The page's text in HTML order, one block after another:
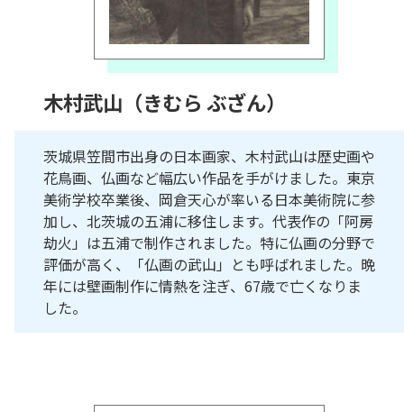
木村武山（きむら ぶざん）
茨城県笠間市出身の日本画家、木村武山は歴史画や
花鳥画、仏画など幅広い作品を手がけました。東京
美術学校卒業後、岡倉天心が率いる日本美術院に参
加し、北茨城の五浦に移住します。代表作の「阿房
劫火」は五浦で制作されました。特に仏画の分野で
評価が高く、「仏画の武山」とも呼ばれました。晩
年には壁画制作に情熱を注ぎ、67歳で亡くなりま
した。